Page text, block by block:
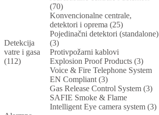
Detekcija
vatre i gasa
(112)
(70)
Konvencionalne centrale,
detektori i oprema (25)
Pojedinačni detektori (standalone)
(3)
Protivpožarni kablovi
Explosion Proof Products (3)
Voice & Fire Telephone System
EN Compliant (3)
Gas Release Control System (3)
SAFIE Smoke & Flame
Intelligent Eye camera system (3)